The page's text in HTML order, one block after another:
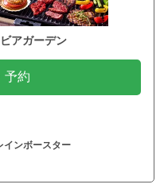
アガーデン
予約
ンボースター